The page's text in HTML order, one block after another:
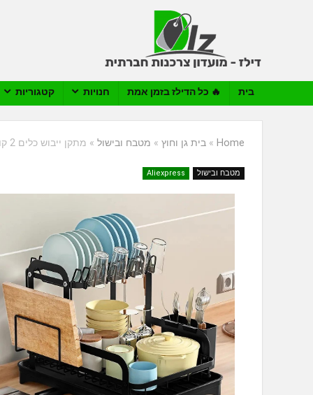
בית 🔥 כל הדילז בזמן אמת חנויות קטגוריות
Home
» בית גן וחוץ » מטבח ובישול » מתקן ייבוש כלים 2 קומות למטבח עם מגש נוזלים וניקוז 360°
מטבח ובישול Aliexpress